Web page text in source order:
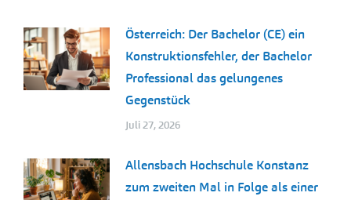
Österreich: Der Bachelor (CE) ein
Konstruktionsfehler, der Bachelor
Professional das gelungenes
Gegenstück
Juli 27, 2026
Allensbach Hochschule Konstanz
zum zweiten Mal in Folge als einer